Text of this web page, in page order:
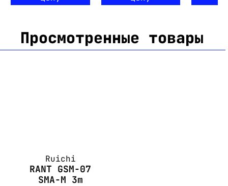
Просмотренные товары
Ruichi
RANT GSM-07
SMA-M 3m